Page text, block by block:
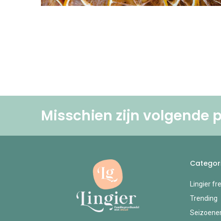
Misschien zijn volgende
Lingier
Trending